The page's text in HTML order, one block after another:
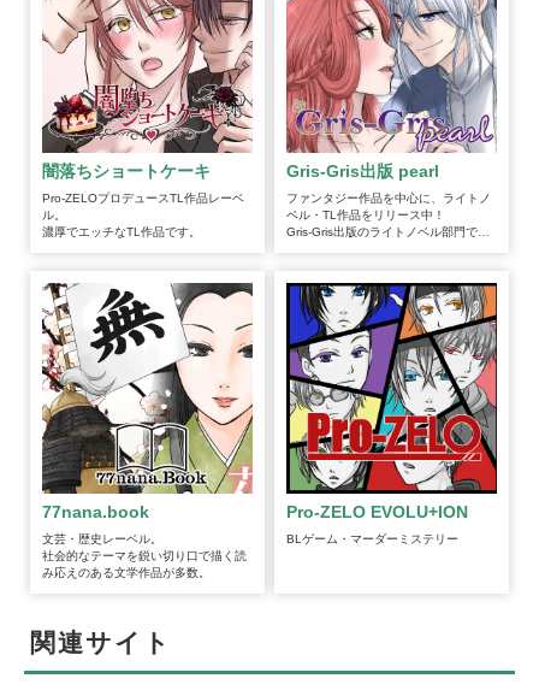
闇落ちショートケーキ
Pro-ZELOプロデュースTL作品レーベ
ル。
濃厚でエッチなTL作品です。
Gris-Gris出版 pearl
ファンタジー作品を中心に、ライトノ
ベル・TL作品をリリース中！
Gris-Gris出版のライトノベル部門で
77nana.book
文芸・歴史レーベル。
社会的なテーマを鋭い切り口で描く読
み応えのある文学作品が多数。
Pro-ZELO EVOLU+ION
BLゲーム・マーダーミステリー
関連サイト